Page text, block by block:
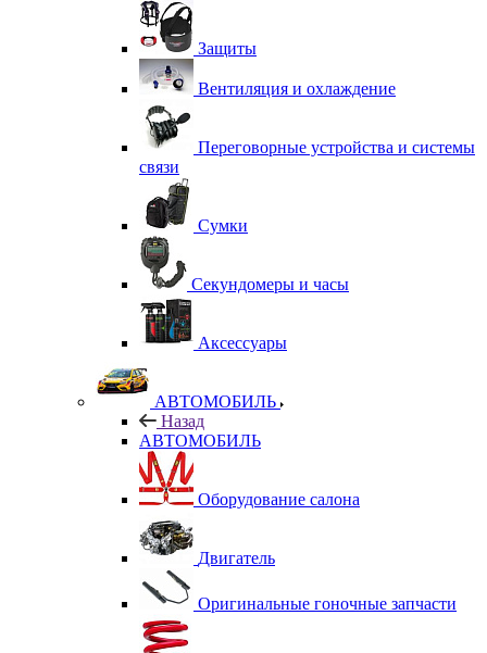
Защиты
Вентиляция и охлаждение
Переговорные устройства и системы
связи
Сумки
Секундомеры и часы
Аксессуары
АВТОМОБИЛЬ
Назад
АВТОМОБИЛЬ
Оборудование салона
Двигатель
Оригинальные гоночные запчасти